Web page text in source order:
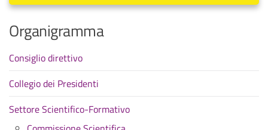
Organigramma
Consiglio direttivo
Collegio dei Presidenti
Settore Scientifico-Formativo